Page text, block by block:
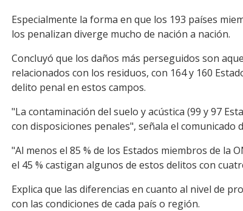
Especialmente la forma en que los 193 países
los penalizan diverge mucho de nación a nación.
Concluyó que los daños más perseguidos son
relacionados con los residuos, con 164 y 160
delito penal en estos campos.
"La contaminación del suelo y acústica (99 y 97
con disposiciones penales", señala el comunicado
"Al menos el 85 % de los Estados miembros de la
el 45 % castigan algunos de estos delitos con
Explica que las diferencias en cuanto al nivel de
con las condiciones de cada país o región.